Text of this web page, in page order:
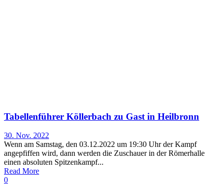
Tabellenführer Köllerbach zu Gast in Heilbronn
30. Nov. 2022
Wenn am Samstag, den 03.12.2022 um 19:30 Uhr der Kampf
angepfiffen wird, dann werden die Zuschauer in der Römerhalle
einen absoluten Spitzenkampf...
Read More
0